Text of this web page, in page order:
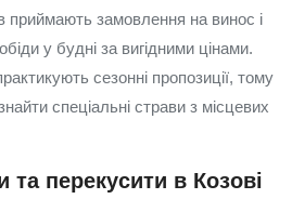
приймають замовлення на винос і
у будні за вигідними цінами.
сезонні пропозиції, тому
спеціальні страви з місцевих
та перекусити в Козові